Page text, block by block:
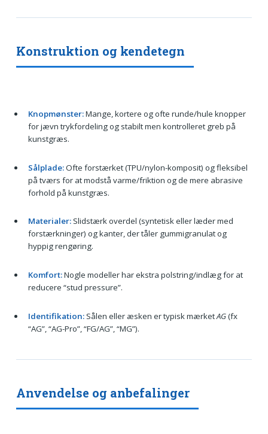
Konstruktion og kendetegn
Knopmønster:Mange, kortere og ofte runde/hule knopper
for jævn trykfordeling og stabilt men kontrolleret greb på
kunstgræs.
Sålplade:Ofte forstærket (TPU/nylon-komposit) og fleksibel
på tværs for at modstå varme/friktion og de mere abrasive
forhold på kunstgræs.
Materialer:Slidstærk overdel (syntetisk eller læder med
forstærkninger) og kanter, der tåler gummigranulat og
hyppig rengøring.
Komfort:Nogle modeller har ekstra polstring/indlæg for at
reducere “stud pressure”.
Identifikation:Sålen eller æsken er typisk mærketAG(fx
“AG”, “AG-Pro”, “FG/AG”, “MG”).
Anvendelse og anbefalinger